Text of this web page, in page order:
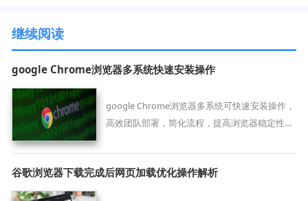
继续阅读
google Chrome浏览器多系统快速安装操作
google Chrome浏览器多系统可快速安装操作，
高效团队部署，简化流程，提高浏览器稳定性和
谷歌浏览器下载完成后网页加载优化操作解析